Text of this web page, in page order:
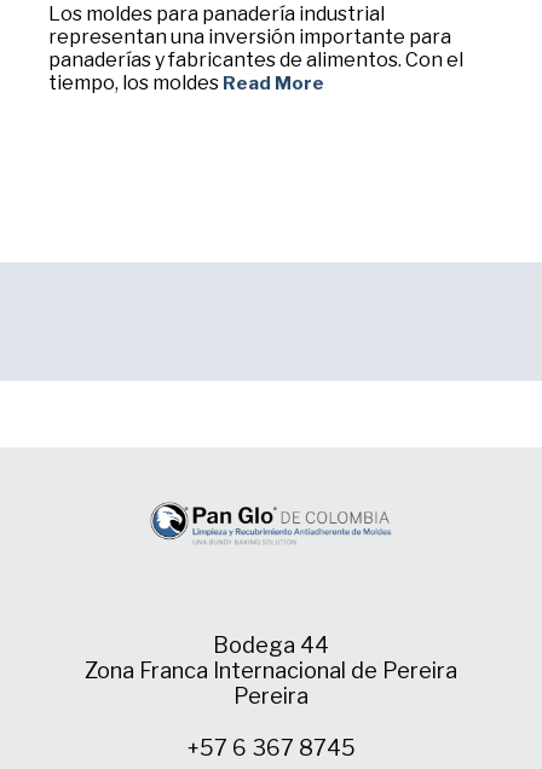
Los moldes para panadería industrial
representan una inversión importante para
panaderías y fabricantes de alimentos. Con el
tiempo, los moldes Read More
Bodega 44
Zona Franca Internacional de Pereira
Pereira
+57 6 367 8745